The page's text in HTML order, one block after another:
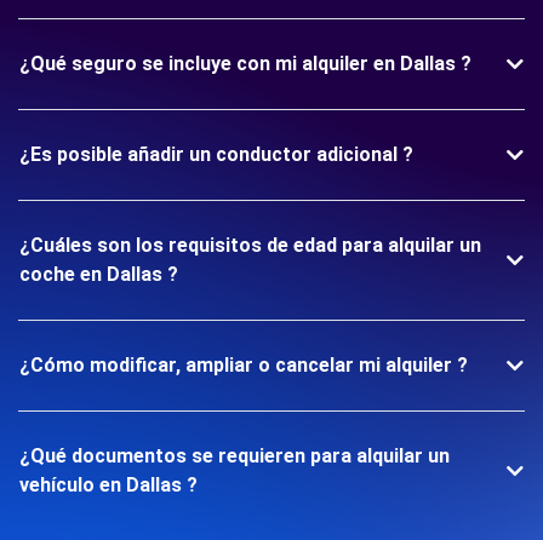
¿Qué seguro se incluye con mi alquiler en Dallas ?
¿Es posible añadir un conductor adicional ?
¿Cuáles son los requisitos de edad para alquilar un
coche en Dallas ?
¿Cómo modificar, ampliar o cancelar mi alquiler ?
¿Qué documentos se requieren para alquilar un
vehículo en Dallas ?